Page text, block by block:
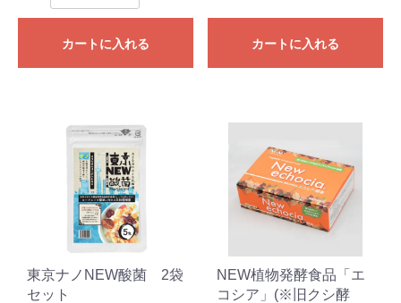
カートに入れる カートに入れる
東京ナノNEW酸菌 2袋
セット
NEW植物発酵食品「エ
コシア」(※旧クシ酵